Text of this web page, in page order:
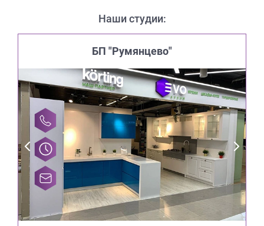
Наши студии:
БП "Румянцево"